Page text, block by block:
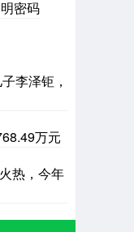
密码
李泽钜，
万元
热，今年